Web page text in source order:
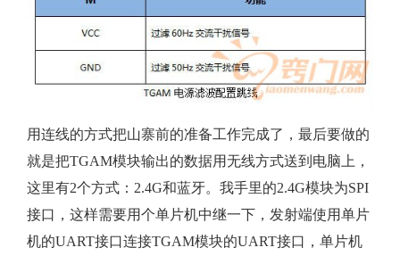
用连线的方式把山寨前的准备工作完成了，最后要做的
就是把TGAM模块输出的数据用无线方式送到电脑上，
这里有2个方式：2.4G和蓝牙。我手里的2.4G模块为SPI
接口，这样需要用个单片机中继一下，发射端使用单片
机的UART接口连接TGAM模块的UART接口，单片机